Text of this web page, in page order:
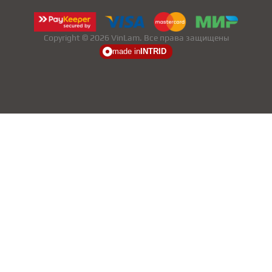
Copyright © 2026 VinLam. Все права защищены
made in INTRID